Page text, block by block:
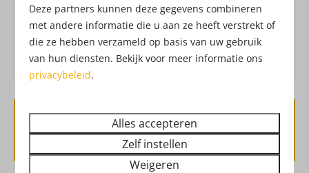
Oplaadpunt elektrische auto (betalend)
Tuin
Terras: Niet overdekt
Tuinmeubels
Brandblusser
Attractiepark eruit ziet?Check hier de
dronebeelden!
Beschikbaarheid en prijs
Deze partners kunnen deze gegevens combineren
met andere informatie die u aan ze heeft verstrekt of
die ze hebben verzameld op basis van uw gebruik
van hun diensten. Bekijk voor meer informatie ons
privacybeleid.
Alles accepteren
Zelf instellen
Weigeren